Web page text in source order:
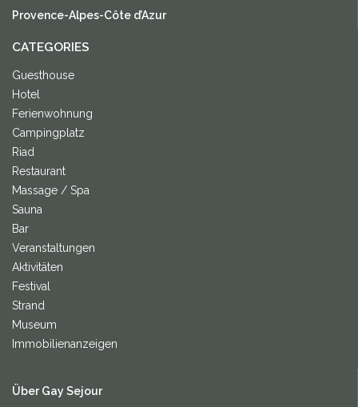
Provence-Alpes-Côte d’Azur
CATEGORIES
Guesthouse
Hotel
Ferienwohnung
Campingplatz
Riad
Restaurant
Massage / Spa
Sauna
Bar
Veranstaltungen
Aktivitäten
Festival
Strand
Museum
Immobilienanzeigen
Über Gay Sejour